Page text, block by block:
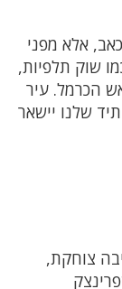
אלא מפני
שוק תלפיות,
הכרמל. עיר
שלנו יישאר
צוחקת,